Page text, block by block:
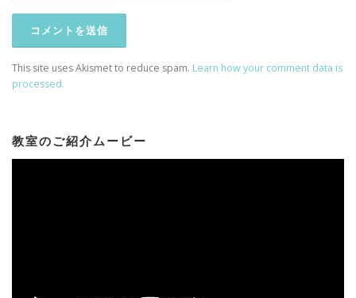
This site uses Akismet to reduce spam. Learn how your comment data is
processed.
教室のご紹介ムービー